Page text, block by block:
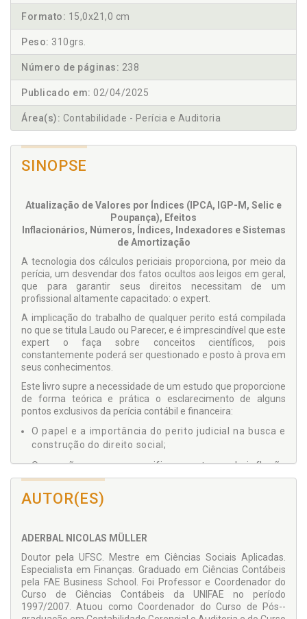
Formato: 15,0x21,0 cm
Peso: 310grs.
Número de páginas: 238
Publicado em: 02/04/2025
Área(s): Contabilidade - Perícia e Auditoria
SINOPSE
Atualização de Valores por Índices (IPCA, IGP-M, Selic e
Poupança), Efeitos
Inflacionários, Números, Índices, Indexadores eSistemas
de Amortização
A tecnologia dos cálculos periciais proporciona, por meio da
perícia, um desvendar dos fatos ocultos aos leigos em geral,
que para garantir seus direitos necessitam de um
profissional altamente capacitado: o expert.
A implicação do trabalho de qualquer perito está compilada
no que se titula Laudo ou Parecer, e é imprescindível que este
expert o faça sobre conceitos científicos, pois
constantemente poderá ser questionado e posto à prova em
seus conhecimentos.
Este livro supre a necessidade de um estudo que proporcione
de forma teórica e prática o esclarecimento de alguns
pontos exclusivos da perícia contábil e financeira:
O papel e a importância do perito judicial na busca e
construção do direito social;
O que são e como se verificam as taxas de inflação
e os índices de preços;
Os indexadores na análise da situação de
Os indexadores na análise de aplicações financeiras
Alguns sistemas de amortização.
Com isso se colabora doutrinariamente com abordagens
científicas e conceituais, ao se elucidar pontos controversos
AUTOR(ES)
ADERBAL NICOLAS MÜLLER
Doutor pela UFSC. Mestre em Ciências Sociais Aplicadas.
Especialista em Finanças. Graduado em Ciências Contábeis
pela FAE Business School. Foi Professor e Coordenador do
Curso de Ciências Contábeis da UNIFAE no período
1997/2007. Atuou como Coordenador do Curso de Pós--